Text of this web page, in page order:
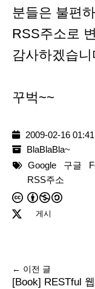
분들은 불편
RSS주소로
감사하겠습니
꾸벅~~
2009-02-16 01:41
BlaBlaBla~
Google
구글
RSS주소
게시
← 이전 글
[Book] RESTful